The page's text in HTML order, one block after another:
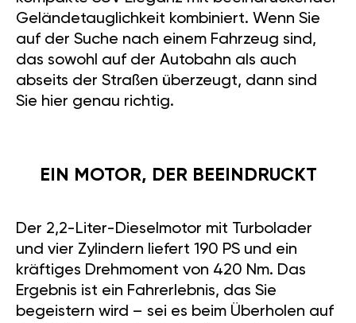
Geländetauglichkeit kombiniert. Wenn Sie
auf der Suche nach einem Fahrzeug sind,
das sowohl auf der Autobahn als auch
abseits der Straßen überzeugt, dann sind
Sie hier genau richtig.
EIN MOTOR, DER BEEINDRUCKT
Der 2,2-Liter-Dieselmotor mit Turbolader
und vier Zylindern liefert 190 PS und ein
kräftiges Drehmoment von 420 Nm. Das
Ergebnis ist ein Fahrerlebnis, das Sie
begeistern wird – sei es beim Überholen auf